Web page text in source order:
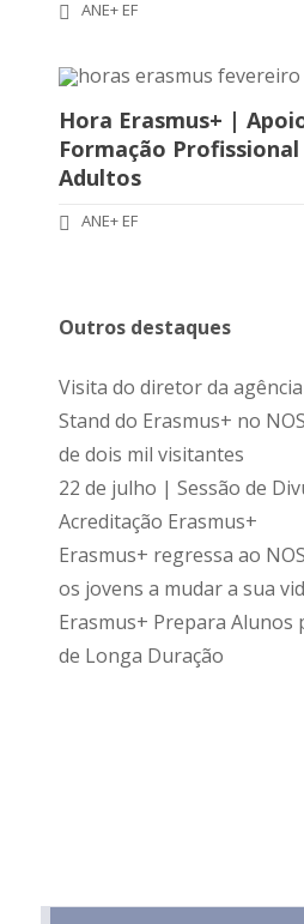
ANE+ EF
Hora Erasmus+ |
Formação Profissional
Adultos
ANE+ EF
Outros destaques
Visita do diretor da
Stand do Erasmus+ no
de dois mil visitantes
22 de julho | Sessão de
Acreditação Erasmus+
Erasmus+ regressa ao
os jovens a mudar a sua
Erasmus+ Prepara Alunos
de Longa Duração